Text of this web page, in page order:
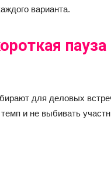
варианта.
пауза
для деловых
и не выбивать